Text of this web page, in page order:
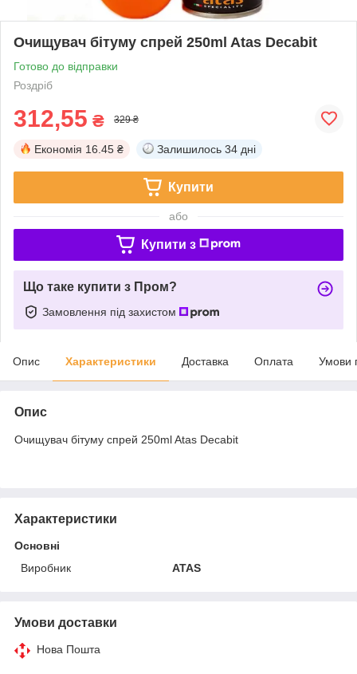
Очищувач бітуму спрей 250ml Atas Decabit
Готово до відправки
Роздріб
312,55 ₴ 329 ₴
Економія 16.45 ₴ Залишилось 34 дні
Купити
або
Купити з
Що таке купити з Пром?
Замовлення під захистом
Опис Характеристики Доставка Оплата Умови
Опис
Очищувач бітуму спрей 250ml Atas Decabit
Характеристики
Основні
Виробник
ATAS
Умови доставки
Нова Пошта